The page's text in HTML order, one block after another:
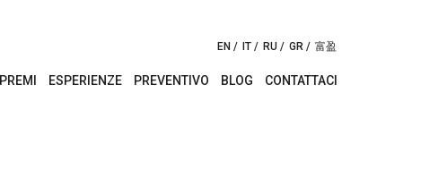
EN IT RU GR 富盈
PREMI ESPERIENZE PREVENTIVO BLOG CONTATTACI